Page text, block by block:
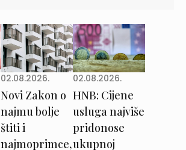
02.08.2026.
Novi Zakon o
najmu bolje
štiti i
najmoprimce,
02.08.2026.
HNB: Cijene
usluga najviše
pridonose
ukupnoj